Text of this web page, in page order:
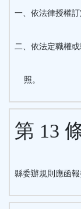
一、依法律授權
二、依法定職權
照。
第 13
縣委辦規則應函報